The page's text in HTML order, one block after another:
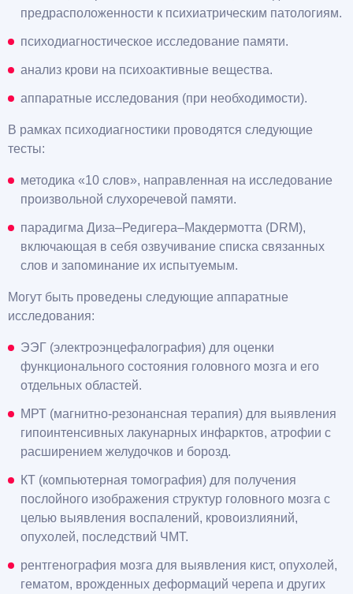
предрасположенности к психиатрическим патологиям.
психодиагностическое исследование памяти.
анализ крови на психоактивные вещества.
аппаратные исследования (при необходимости).
В рамках психодиагностики проводятся следующие
тесты:
методика «10 слов», направленная на исследование
произвольной слухоречевой памяти.
парадигма Диза–Редигера–Макдермотта (DRM),
включающая в себя озвучивание списка связанных
слов и запоминание их испытуемым.
Могут быть проведены следующие аппаратные
исследования:
ЭЭГ (электроэнцефалография) для оценки
функционального состояния головного мозга и его
отдельных областей.
МРТ (магнитно-резонансная терапия) для выявления
гипоинтенсивных лакунарных инфарктов, атрофии с
расширением желудочков и борозд.
КТ (компьютерная томография) для получения
послойного изображения структур головного мозга с
целью выявления воспалений, кровоизлияний,
опухолей, последствий ЧМТ.
рентгенография мозга для выявления кист, опухолей,
гематом, врожденных деформаций черепа и других